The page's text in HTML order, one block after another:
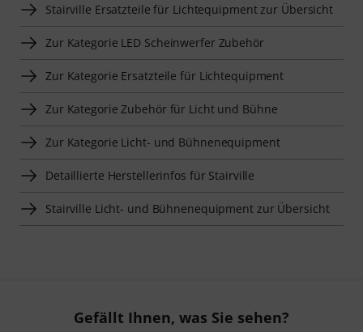
Stairville Ersatzteile für Lichtequipment zur Übersicht
Zur Kategorie LED Scheinwerfer Zubehör
Zur Kategorie Ersatzteile für Lichtequipment
Zur Kategorie Zubehör für Licht und Bühne
Zur Kategorie Licht- und Bühnenequipment
Detaillierte Herstellerinfos für Stairville
Stairville Licht- und Bühnenequipment zur Übersicht
Gefällt Ihnen, was Sie sehen?